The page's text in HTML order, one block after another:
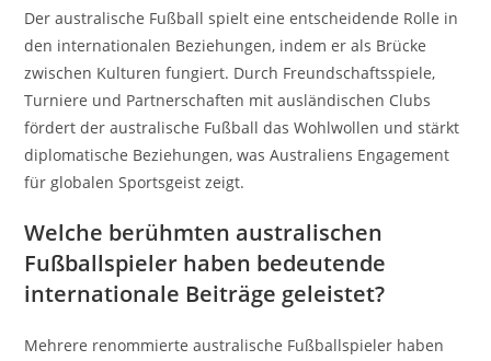
Der australische Fußball spielt eine entscheidende Rolle in
den internationalen Beziehungen, indem er als Brücke
zwischen Kulturen fungiert. Durch Freundschaftsspiele,
Turniere und Partnerschaften mit ausländischen Clubs
fördert der australische Fußball das Wohlwollen und stärkt
diplomatische Beziehungen, was Australiens Engagement
für globalen Sportsgeist zeigt.
Welche berühmten australischen
Fußballspieler haben bedeutende
internationale Beiträge geleistet?
Mehrere renommierte australische Fußballspieler haben